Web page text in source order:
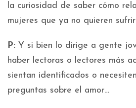
la curiosidad de saber cómo
mujeres que ya no quieren
P: Y si bien lo dirige a gente
haber lectoras o lectores más
sientan identificados o
preguntas sobre el amor…